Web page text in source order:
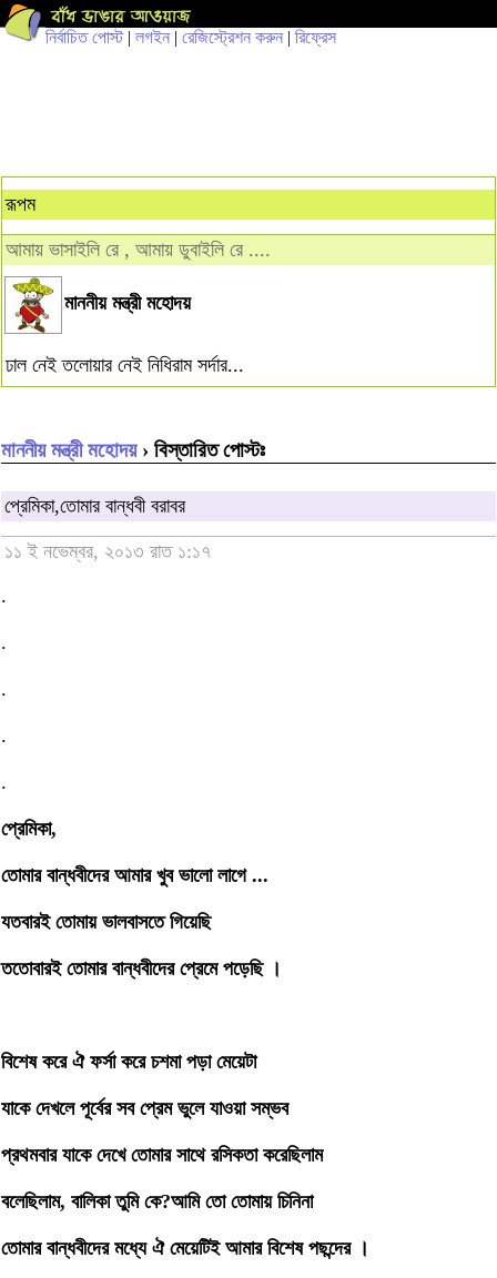
নির্বাচিত পোস্ট| লগইন | রেজিস্ট্রেশন করুন | রিফ্রেস
রূপম
আমায় ভাসাইলি রে , আমায় ডুবাইলি রে ....
মাননীয় মন্ত্রী মহোদয়
ঢাল নেই তলোয়ার নেই নিধিরাম সর্দার...
মাননীয় মন্ত্রী মহোদয়› বিস্তারিত পোস্টঃ
প্রেমিকা,তোমার বান্ধবী বরাবর
১১ ই নভেম্বর, ২০১৩ রাত ১:১৭
.
.
.
.
.
প্রেমিকা,
তোমার বান্ধবীদের আমার খুব ভালো লাগে ...
যতবারই তোমায় ভালবাসতে গিয়েছি
ততোবারই তোমার বান্ধবীদের প্রেমে পড়েছি ।
বিশেষ করে ঐ ফর্সা করে চশমা পড়া মেয়েটা
যাকে দেখলে পূর্বের সব প্রেম ভুলে যাওয়া সম্ভব
প্রথমবার যাকে দেখে তোমার সাথে রসিকতা করেছিলাম
বলেছিলাম, বালিকা তুমি কে?আমি তো তোমায় চিনিনা
তোমার বান্ধবীদের মধ্যে ঐ মেয়েটিই আমার বিশেষ পছন্দের ।